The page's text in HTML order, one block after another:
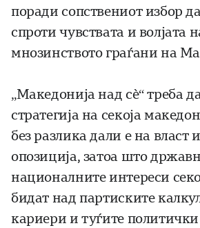
поради сопствениот избор
спроти чувствата и волјата
мнозинството граѓани на
„Македонија над сè“ треба
стратегија на секоја
без разлика дали е на власт
опозиција, затоа што
националните интереси
бидат над партиските
кариери и туѓите